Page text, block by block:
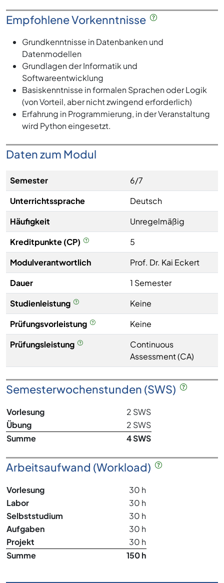
Empfohlene Vorkenntnisse
Grundkenntnisse in Datenbanken und
Datenmodellen
Grundlagen der Informatik und
Softwareentwicklung
Basiskenntnisse in formalen Sprachen oder Logik
(von Vorteil, aber nicht zwingend erforderlich)
Erfahrung in Programmierung, in der Veranstaltung
wird Python eingesetzt.
Daten zum Modul
Semester
6/7
Unterrichtssprache
Deutsch
Häufigkeit
Unregelmäßig
Kreditpunkte (CP)
5
Modulverantwortlich
Prof. Dr. Kai Eckert
Dauer
1 Semester
Studienleistung
Keine
Prüfungsvorleistung
Keine
Prüfungsleistung
Continuous
Assessment (CA)
Semesterwochenstunden (SWS)
Vorlesung
2 SWS
Übung
2 SWS
Summe
4 SWS
Arbeitsaufwand (Workload)
Vorlesung
30 h
Labor
30 h
Selbststudium
30 h
Aufgaben
30 h
Projekt
30 h
Summe
150 h